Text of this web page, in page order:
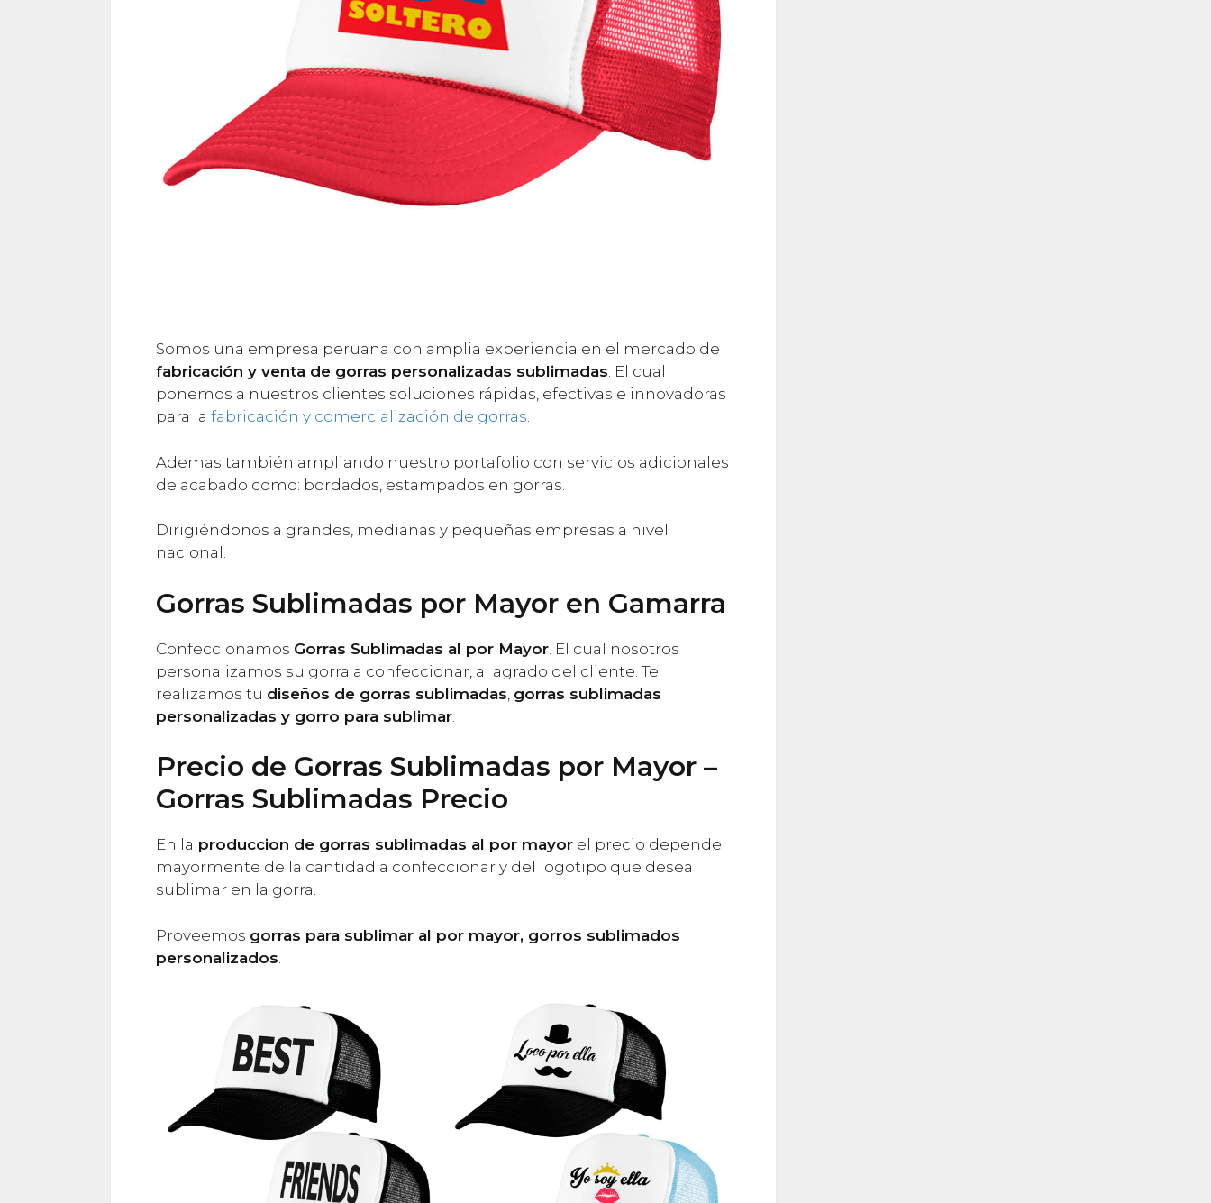
Somos una empresa peruana con amplia experiencia en el mercado de
fabricación y venta de gorras personalizadas sublimadas. El cual
ponemos a nuestros clientes soluciones rápidas, efectivas e innovadoras
para la fabricación y comercialización de gorras.
Ademas también ampliando nuestro portafolio con servicios adicionales
de acabado como: bordados, estampados en gorras.
Dirigiéndonos a grandes, medianas y pequeñas empresas a nivel
nacional.
Gorras Sublimadas por Mayor en Gamarra
Confeccionamos Gorras Sublimadas al por Mayor . El cual nosotros
personalizamos su gorra a confeccionar, al agrado del cliente. Te
realizamos tu diseños de gorras sublimadas gorras sublimadas
personalizadas y gorro para sublimar
Precio de Gorras Sublimadas por Mayor –
Gorras Sublimadas Precio
En la produccion de gorras sublimadas al por mayor el precio depende
mayormente de la cantidad a confeccionar y del logotipo que desea
sublimar en la gorra.
Proveemos gorras para sublimar al por mayor, gorros sublimados
personalizados